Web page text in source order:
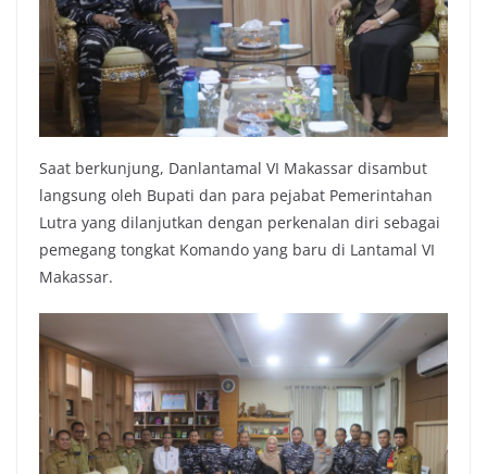
Saat berkunjung, Danlantamal VI Makassar disambut
langsung oleh Bupati dan para pejabat Pemerintahan
Lutra yang dilanjutkan dengan perkenalan diri sebagai
pemegang tongkat Komando yang baru di Lantamal VI
Makassar.